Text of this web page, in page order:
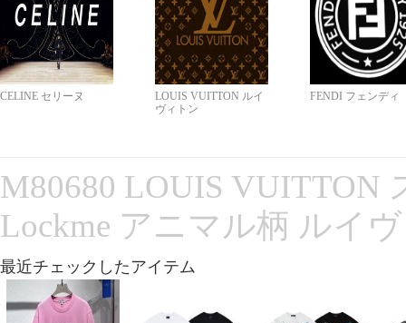
CELINE セリーヌ
LOUIS VUITTON ルイ
ヴィトン
FENDI フェンディ
M80680 LOUIS VUITTON
Lockme アニマル柄 ルイ
最近チェックしたアイテム